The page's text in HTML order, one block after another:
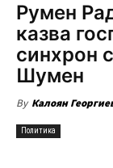
Румен
казва
синхрон
Шумен
By Калоян
Политика